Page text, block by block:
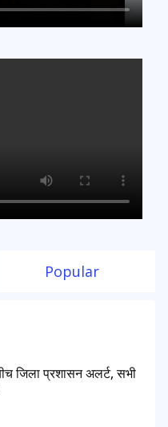
Popular
जिला प्रशासन अलर्ट, सभी